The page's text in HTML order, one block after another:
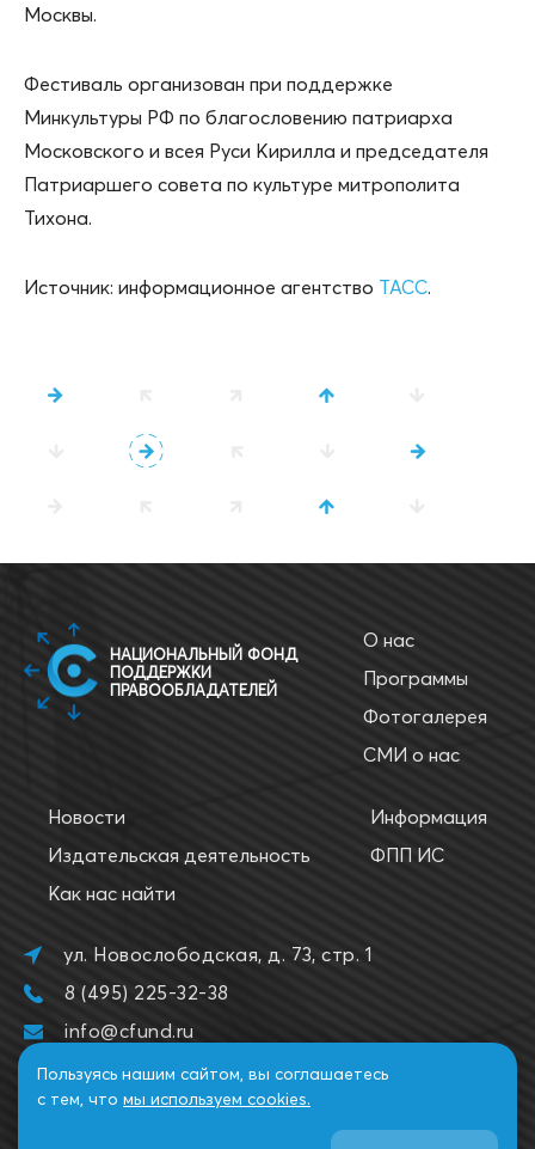
Москвы.
Фестиваль организован при поддержке
Минкультуры РФ по благословению патриарха
Московского и всея Руси Кирилла и председателя
Патриаршего совета по культуре митрополита
Тихона.
Источник: информационное агентство ТАСС.
НАЦИОНАЛЬНЫЙ ФОНД
ПОДДЕРЖКИ
ПРАВООБЛАДАТЕЛЕЙ
О нас
Программы
Фотогалерея
СМИ о нас
Новости
Издательская деятельность
Как нас найти
Информация
ФПП ИС
ул. Новослободская, д. 73, стр. 1
8 (495) 225-32-38
info@cfund.ru
Пользуясь нашим сайтом, вы соглашаетесь
с тем, что мы используем cookies.